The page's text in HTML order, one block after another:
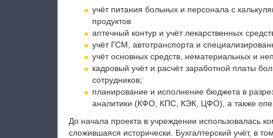
учёт питания больных и персонала с
продуктов
аптечный контур и учёт лекарственных
учёт ГСМ, автотранспорта и
учёт основных средств, нематериальных и
кадровый учёт и расчёт заработной платы
сотрудников;
планирование и исполнение бюджета в
аналитики (КФО, КПС, КЭК, ЦФО), а также
До начала проекта в учреждении использовалась
сложившаяся исторически. Бухгалтерский учёт, в